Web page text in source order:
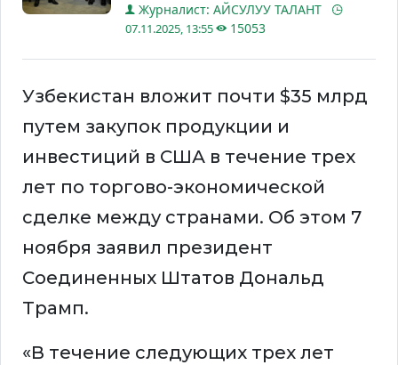
Журналист: АЙСУЛУУ ТАЛАНТ
07.11.2025, 13:55 15053
Узбекистан вложит почти $35 млрд
путем закупок продукции и
инвестиций в США в течение трех
лет по торгово-экономической
сделке между странами. Об этом 7
ноября заявил президент
Соединенных Штатов Дональд
Трамп.
«В течение следующих трех лет